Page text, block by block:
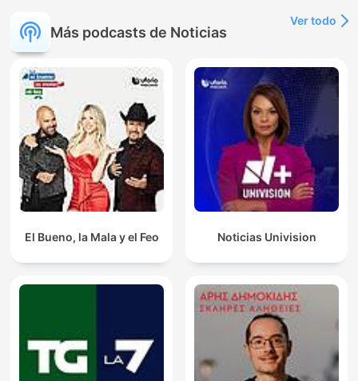
Más podcasts de Noticias
Ver todo
El Bueno, la Mala y el Feo Noticias Univision